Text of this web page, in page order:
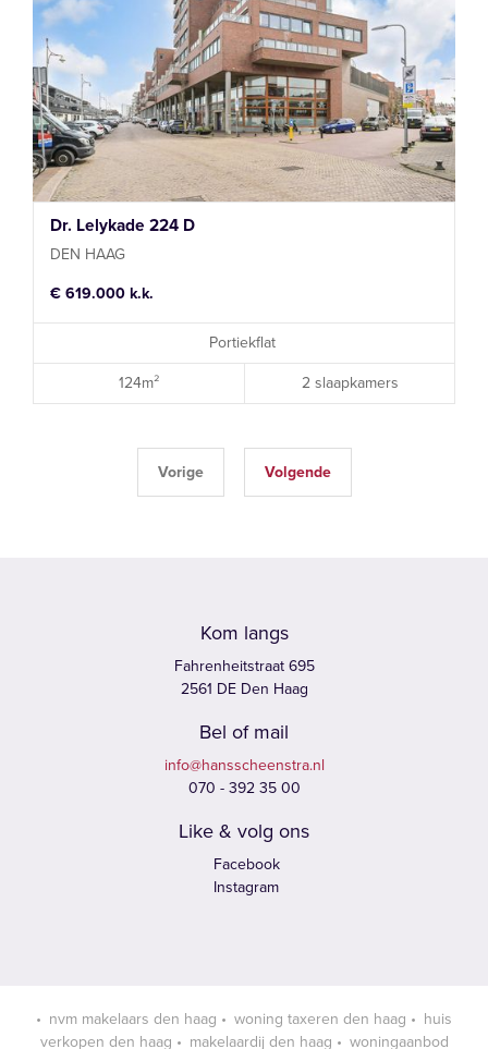
Dr. Lelykade 224 D
DEN HAAG
€ 619.000 k.k.
Portiekflat
124m² 2 slaapkamers
Vorige Volgende
Kom langs
Fahrenheitstraat 695
2561 DE Den Haag
Bel of mail
info@hansscheenstra.nl
070 - 392 35 00
Like & volg ons
Facebook
Instagram
nvm makelaars den haag woning taxeren den haag
huis
verkopen den haag
makelaardij den haag woningaanbod